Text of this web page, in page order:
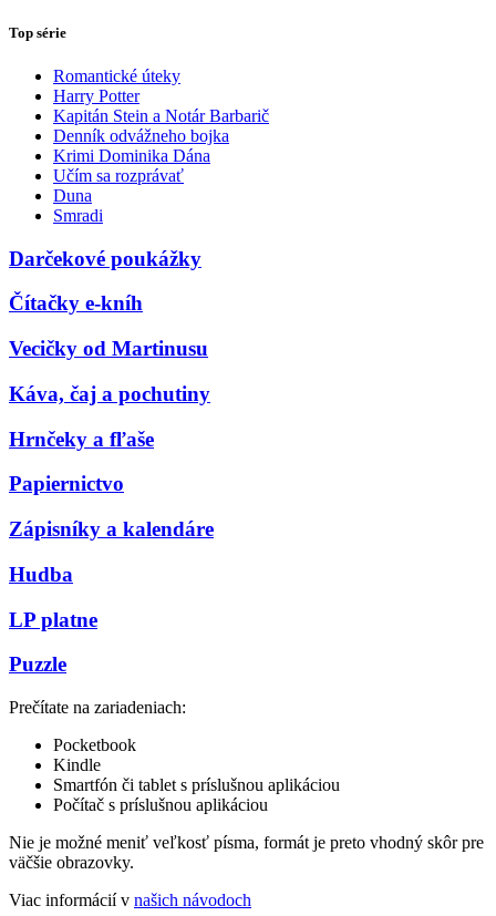
Top série
Romantické úteky
Harry Potter
Kapitán Stein a Notár Barbarič
Denník odvážneho bojka
Krimi Dominika Dána
Učím sa rozprávať
Duna
Smradi
Darčekové poukážky
Čítačky e-kníh
Vecičky od Martinusu
Káva, čaj a pochutiny
Hrnčeky a fľaše
Papiernictvo
Zápisníky a kalendáre
Hudba
LP platne
Puzzle
Prečítate na zariadeniach:
Pocketbook
Kindle
Smartfón či tablet s príslušnou aplikáciou
Počítač s príslušnou aplikáciou
Nie je možné meniť veľkosť písma, formát je preto vhodný skôr pre
väčšie obrazovky.
Viac informácií v našich návodoch